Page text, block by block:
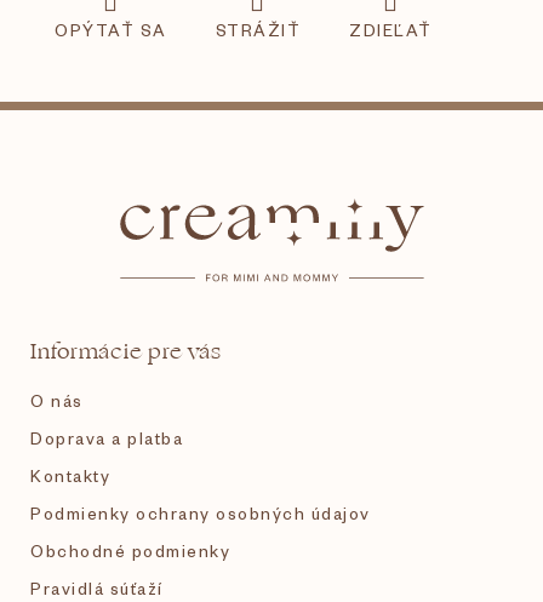
OPÝTAŤ SA STRÁŽIŤ ZDIEĽAŤ
Informácie pre vás
O nás
Doprava a platba
Kontakty
Podmienky ochrany osobných údajov
Obchodné podmienky
Pravidlá súťaží